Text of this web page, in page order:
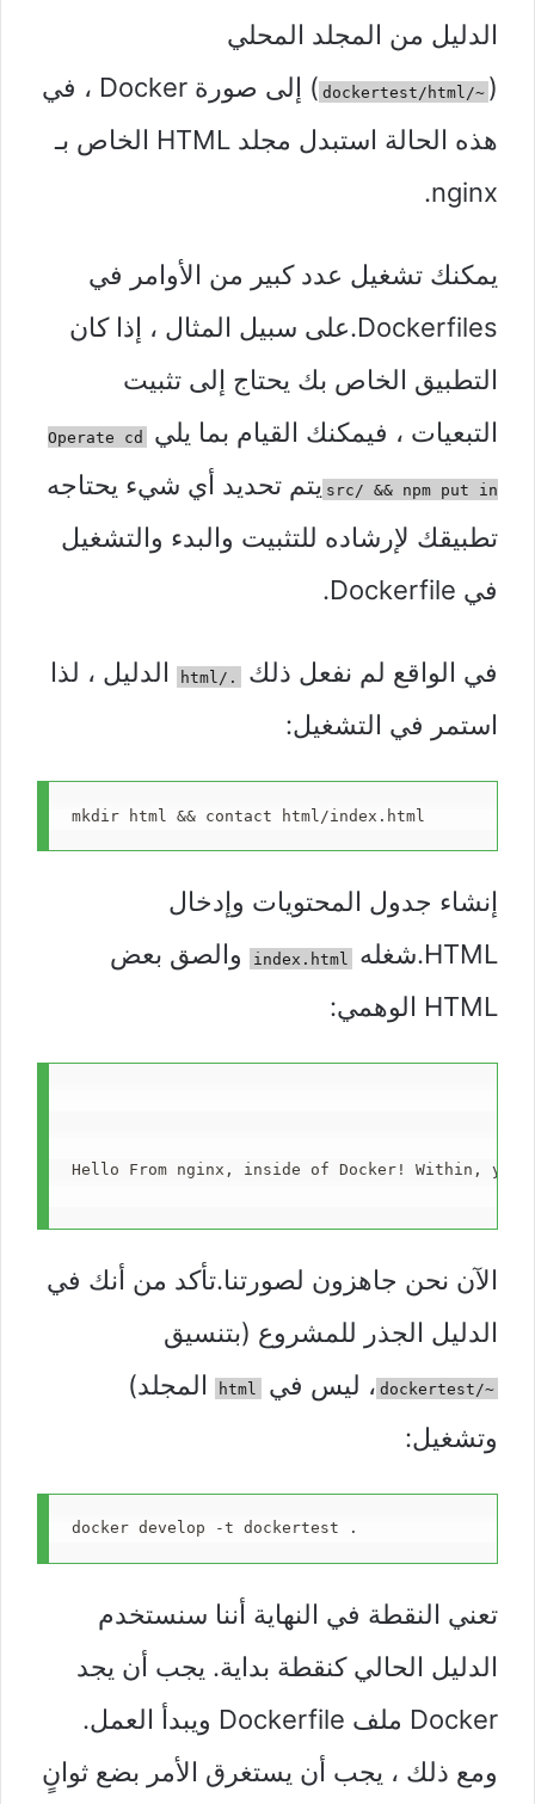
الدليل من المجلد المحلي
(
~/dockertest/html
) إلى صورة Docker ، في
هذه الحالة استبدل مجلد HTML الخاص بـ
nginx.
يمكنك تشغيل عدد كبير من الأوامر في
Dockerfiles.على سبيل المثال ، إذا كان
التطبيق الخاص بك يحتاج إلى تثبيت
التبعيات ، فيمكنك القيام بما يلي
Operate cd
src/ && npm put in يتم تحديد أي شيء يحتاجه
تطبيقك لإرشاده للتثبيت والبدء والتشغيل
في Dockerfile.
في الواقع لم نفعل ذلك ./html
الدليل ، لذا
استمر في التشغيل:
mkdir html && contact html/index.html
إنشاء جدول المحتويات وإدخال
HTML.شغله
index.html
والصق بعض
HTML الوهمي:
Hello From nginx, inside of Docker! Within, your
الآن نحن جاهزون لصورتنا.تأكد من أنك في
الدليل الجذر للمشروع (بتنسيق
~/dockertest ، ليس في html
المجلد)
وتشغيل:
docker develop -t dockertest .
تعني النقطة في النهاية أننا سنستخدم
الدليل الحالي كنقطة بداية. يجب أن يجد
Docker ملف Dockerfile ويبدأ العمل.
ومع ذلك ، يجب أن يستغرق الأمر بضع ثوانٍ